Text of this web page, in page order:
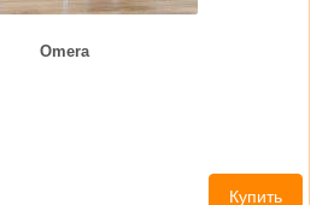
Omera
Купить